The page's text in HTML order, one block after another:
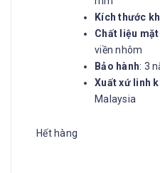
Kích thước
Chất liệu
viền nhôm
Bảo hành: 3
Xuất xứ linh
Malaysia
Hết hàng